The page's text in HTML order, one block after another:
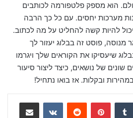
הוא מספק פלטפורמה לכותבים
מערכות יחסים. עם כל כך הרבה
להיות קשה להחליט על מה לכתוב.
מנוסה, פוסט זה בבלוג יעזור לך
שיעסיקו את הקוראים שלך ויגרמו
שונים של נושאים, כיצד ליצור סיעור
ובקלות. אז בואו נתחיל!
بينتيريست